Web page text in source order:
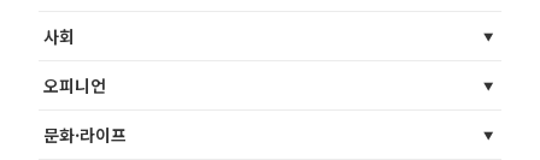
사회
오피니언
문화·라이프